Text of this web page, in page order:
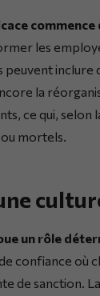
les
inclure
la
ce qui, selon
mortels.
un rôle
confiance où
de sanction. La